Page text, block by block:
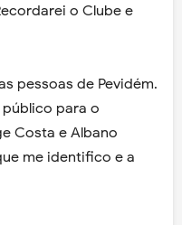
o Clube e
pessoas de Pevidém.
para o
Costa e Albano
me identifico e a